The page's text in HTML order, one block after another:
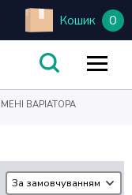
Кошик 0
ВАРІАТОРА
За замовчуванням